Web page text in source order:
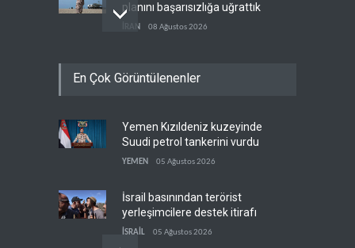
planını başarısızlığa uğrattık
İRAN 08 Ağustos 2026
‘silahsızlandırılmasını’ kim
Bekai'den Trump’a ‘savaş
ganimeti’ yanıtı: Önce savaşı
kazan 08 Ağustos 2026
En Çok Görüntülenenler
Yemen Kızıldeniz kuzeyinde
Suudi petrol tankerini vurdu
YEMEN 05 Ağustos 2026
İsrail basınından terörist
yerleşimcilere destek itirafı
İSRAİL 05 Ağustos 2026